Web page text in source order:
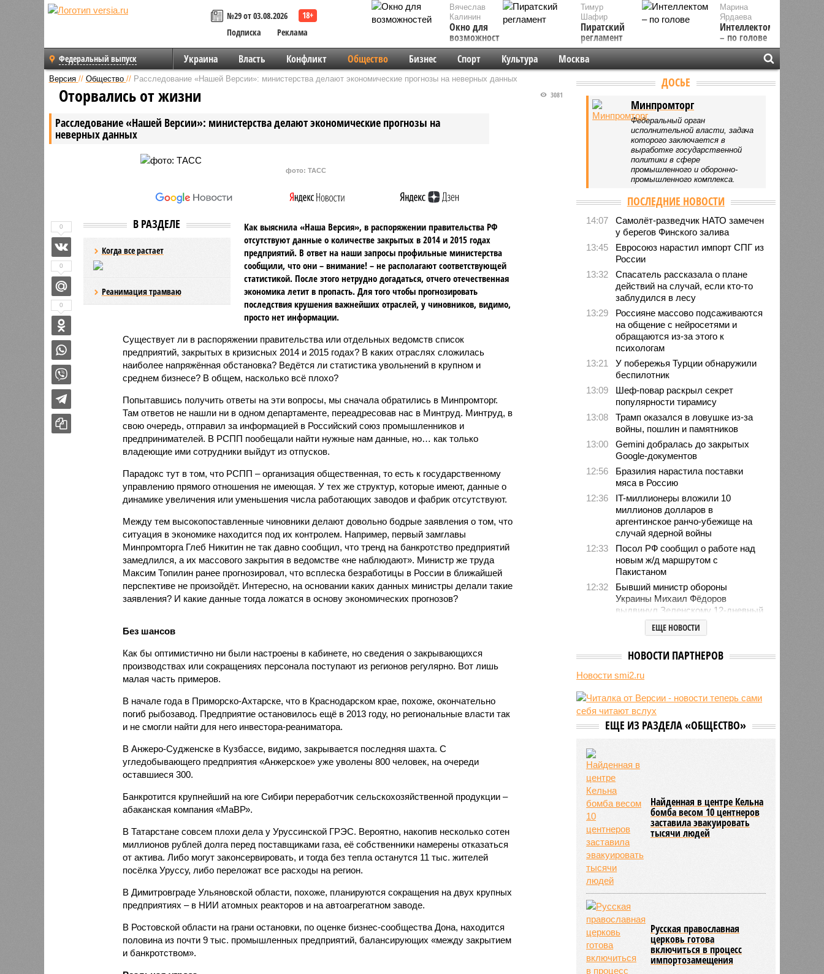
№29 от 03.08.2026
Подписка
Реклама
Вячеслав
Калинин
Окно для
возможностей
Марина
Ярдаева
Интеллектом
– по голове
Тимур
Шафир
Пиратский
регламент
Федеральный выпуск Украина Власть Конфликт Общество Бизнес Спорт Культура Москва
Версия // Общество // Расследование «Нашей Версии»: министерства делают экономические прогнозы на неверных данных
Расследование «Нашей Версии»: министерства делают экономические прогнозы на
неверных данных
3081
Оторвались от жизни
фото: ТАСС
В РАЗДЕЛЕ
Когда все растает
Реанимация трамваю
Как выяснила «Наша Версия», в распоряжении правительства РФ
отсутствуют данные о количестве закрытых в 2014 и 2015 годах
предприятий. В ответ на наши запросы профильные министерства
сообщили, что они – внимание! – не располагают соответствующей
статистикой. После этого нетрудно догадаться, отчего отечественная
экономика летит в пропасть. Для того чтобы прогнозировать
последствия крушения важнейших отраслей, у чиновников, видимо,
просто нет информации.
Существует ли в распоряжении правительства или отдельных ведомств список
предприятий, закрытых в кризисных 2014 и 2015 годах? В каких отраслях сложилась
наиболее напряжённая обстановка? Ведётся ли статистика увольнений в крупном и
среднем бизнесе? В общем, насколько всё плохо?
Попытавшись получить ответы на эти вопросы, мы сначала обратились в Минпромторг.
Там ответов не нашли ни в одном департаменте, переадресовав нас в Минтруд. Минтруд, в
свою очередь, отправил за информацией в Российский союз промышленников и
предпринимателей. В РСПП пообещали найти нужные нам данные, но… как только
владеющие ими сотрудники выйдут из отпусков.
Парадокс тут в том, что РСПП – организация общественная, то есть к государственному
управлению прямого отношения не имеющая. У тех же структур, которые имеют, данные о
динамике увеличения или уменьшения числа работающих заводов и фабрик отсутствуют.
Между тем высокопоставленные чиновники делают довольно бодрые заявления о том, что
ситуация в экономике находится под их контролем. Например, первый замглавы
Минпромторга Глеб Никитин не так давно сообщил, что тренд на банкротство предприятий
замедлился, а их массового закрытия в ведомстве «не наблюдают». Министр же труда
Максим Топилин ранее прогнозировал, что всплеска безработицы в России в ближайшей
перспективе не произойдёт. Интересно, на основании каких данных министры делали такие
заявления? И какие данные тогда ложатся в основу экономических прогнозов?
Без шансов
Как бы оптимистично ни были настроены в кабинете, но сведения о закрывающихся
производствах или сокращениях персонала поступают из регионов регулярно. Вот лишь
малая часть примеров.
В начале года в Приморско-Ахтарске, что в Краснодарском крае, похоже, окончательно
погиб рыбозавод. Предприятие остановилось ещё в 2013 году, но региональные власти так
и не смогли найти для него инвестора-реаниматора.
В Анжеро-Судженске в Кузбассе, видимо, закрывается последняя шахта. С
угледобывающего предприятия «Анжерское» уже уволены 800 человек, на очереди
оставшиеся 300.
Банкротится крупнейший на юге Сибири переработчик сельскохозяйственной продукции –
абаканская компания «МаВР».
В Татарстане совсем плохи дела у Уруссинской ГРЭС. Вероятно, накопив несколько сотен
миллионов рублей долга перед поставщиками газа, её собственники намерены отказаться
от актива. Либо могут законсервировать, и тогда без тепла останутся 11 тыс. жителей
посёлка Уруссу, либо переложат все расходы на регион.
В Димитровграде Ульяновской области, похоже, планируются сокращения на двух крупных
предприятиях – в НИИ атомных реакторов и на автоагрегатном заводе.
В Ростовской области на грани остановки, по оценке бизнес-сообщества Дона, находится
половина из почти 9 тыс. промышленных предприятий, балансирующих «между закрытием
и банкротством».
0
0
0
ДОСЬЕ
Минпромторг
Федеральный орган
исполнительной власти, задача
которого заключается в
выработке государственной
политики в сфере
промышленного и оборонно-
промышленного комплекса.
ПОСЛЕДНИЕ НОВОСТИ
14:07
Самолёт-разведчик НАТО замечен
у берегов Финского залива
13:45
Евросоюз нарастил импорт СПГ из
России
13:32
Спасатель рассказала о плане
действий на случай, если кто-то
заблудился в лесу
13:29
Россияне массово подсаживаются
на общение с нейросетями и
обращаются из-за этого к
психологам
13:21
У побережья Турции обнаружили
беспилотник
13:09
Шеф-повар раскрыл секрет
популярности тирамису
13:08
Трамп оказался в ловушке из-за
войны, пошлин и памятников
13:00
Gemini добралась до закрытых
Google-документов
12:56
Бразилия нарастила поставки
мяса в Россию
12:36
IT-миллионеры вложили 10
миллионов долларов в
аргентинское ранчо-убежище на
случай ядерной войны
12:33
Посол РФ сообщил о работе над
новым ж/д маршрутом с
Пакистаном
12:32
Бывший министр обороны
Украины Михаил Фёдоров
выдвинул Зеленскому 12-дневный
ультиматум
Удары США лишь замедлили
блогер передумал из-за реакции
11:43
Итальянские аграрии забили
тревогу из-за засухи
ЕЩЕ НОВОСТИ
НОВОСТИ ПАРТНЕРОВ
Новости smi2.ru
ЕЩЕ ИЗ РАЗДЕЛА «ОБЩЕСТВО»
Найденная в центре Кельна
бомба весом 10 центнеров
заставила эвакуировать
тысячи людей
Русская православная
церковь готова
включиться в процесс
импортозамещения